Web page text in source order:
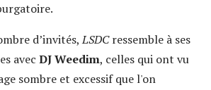
d’invités,LSDCressemble à ses
avec DJ Weedim, celles qui ont vu
sombre et excessif que l'on